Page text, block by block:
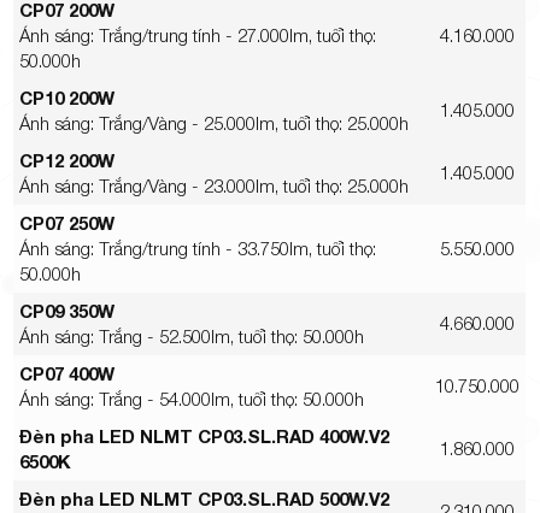
CP07 200W
Ánh sáng: Trắng/trung tính - 27.000lm, tuổi thọ:
50.000h
4.160.000
CP10 200W
Ánh sáng: Trắng/Vàng - 25.000lm, tuổi thọ: 25.000h
1.405.000
CP12 200W
Ánh sáng: Trắng/Vàng - 23.000lm, tuổi thọ: 25.000h
1.405.000
CP07 250W
Ánh sáng: Trắng/trung tính - 33.750lm, tuổi thọ:
50.000h
5.550.000
CP09 350W
Ánh sáng: Trắng - 52.500lm, tuổi thọ: 50.000h
4.660.000
CP07 400W
Ánh sáng: Trắng - 54.000lm, tuổi thọ: 50.000h
10.750.000
Đèn pha LED NLMT CP03.SL.RAD 400W.V2
6500K
1.860.000
Đèn pha LED NLMT CP03.SL.RAD 500W.V2